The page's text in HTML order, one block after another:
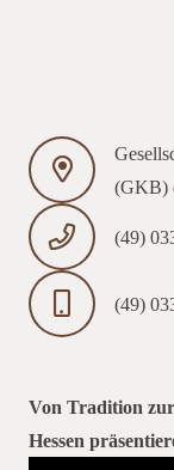
(GKB)
(49)
(49)
Von Tradition
Hessen